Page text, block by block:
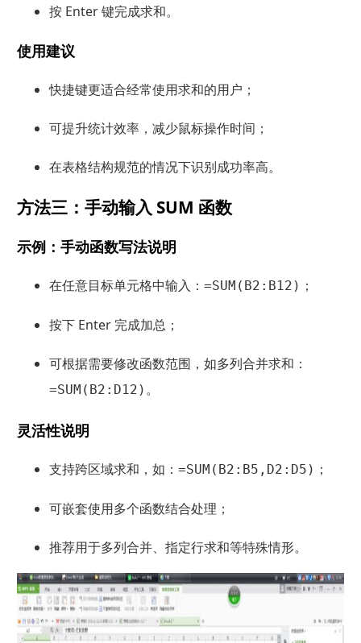
按 Enter 键完成求和。
使用建议
快捷键更适合经常使用求和的用户；
可提升统计效率，减少鼠标操作时间；
在表格结构规范的情况下识别成功率高。
方法三：手动输入 SUM 函数
示例：手动函数写法说明
在任意目标单元格中输入： =SUM(B2:B12) ；
按下 Enter 完成加总；
可根据需要修改函数范围，如多列合并求和：
=SUM(B2:D12) 。
灵活性说明
支持跨区域求和，如： =SUM(B2:B5,D2:D5) ；
可嵌套使用多个函数结合处理；
推荐用于多列合并、指定行求和等特殊情形。